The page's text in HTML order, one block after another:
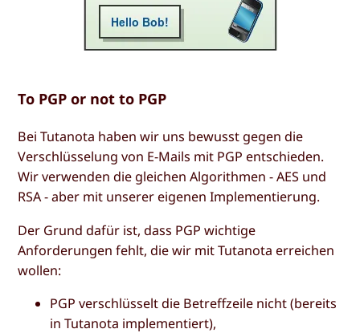
To PGP or not to PGP
Bei Tutanota haben wir uns bewusst gegen die
Verschlüsselung von E-Mails mit PGP entschieden.
Wir verwenden die gleichen Algorithmen - AES und
RSA - aber mit unserer eigenen Implementierung.
Der Grund dafür ist, dass PGP wichtige
Anforderungen fehlt, die wir mit Tutanota erreichen
wollen:
PGP verschlüsselt die Betreffzeile nicht (bereits
in Tutanota implementiert),